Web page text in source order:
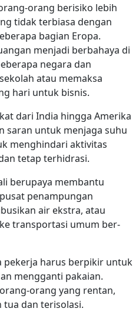
orang berisiko lebih
tidak terbiasa dengan
bagian Eropa.
menjadi berbahaya di
negara dan
atau memaksa
hari untuk bisnis.
dari India hingga Amerika
saran untuk menjaga suhu
menghindari aktivitas
tetap terhidrasi.
berupaya membantu
penampungan
air ekstra, atau
transportasi umum ber-
pekerja harus berpikir untuk
mengganti pakaian.
orang yang rentan,
dan terisolasi.